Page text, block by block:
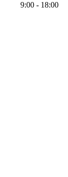
9:00 - 18:00